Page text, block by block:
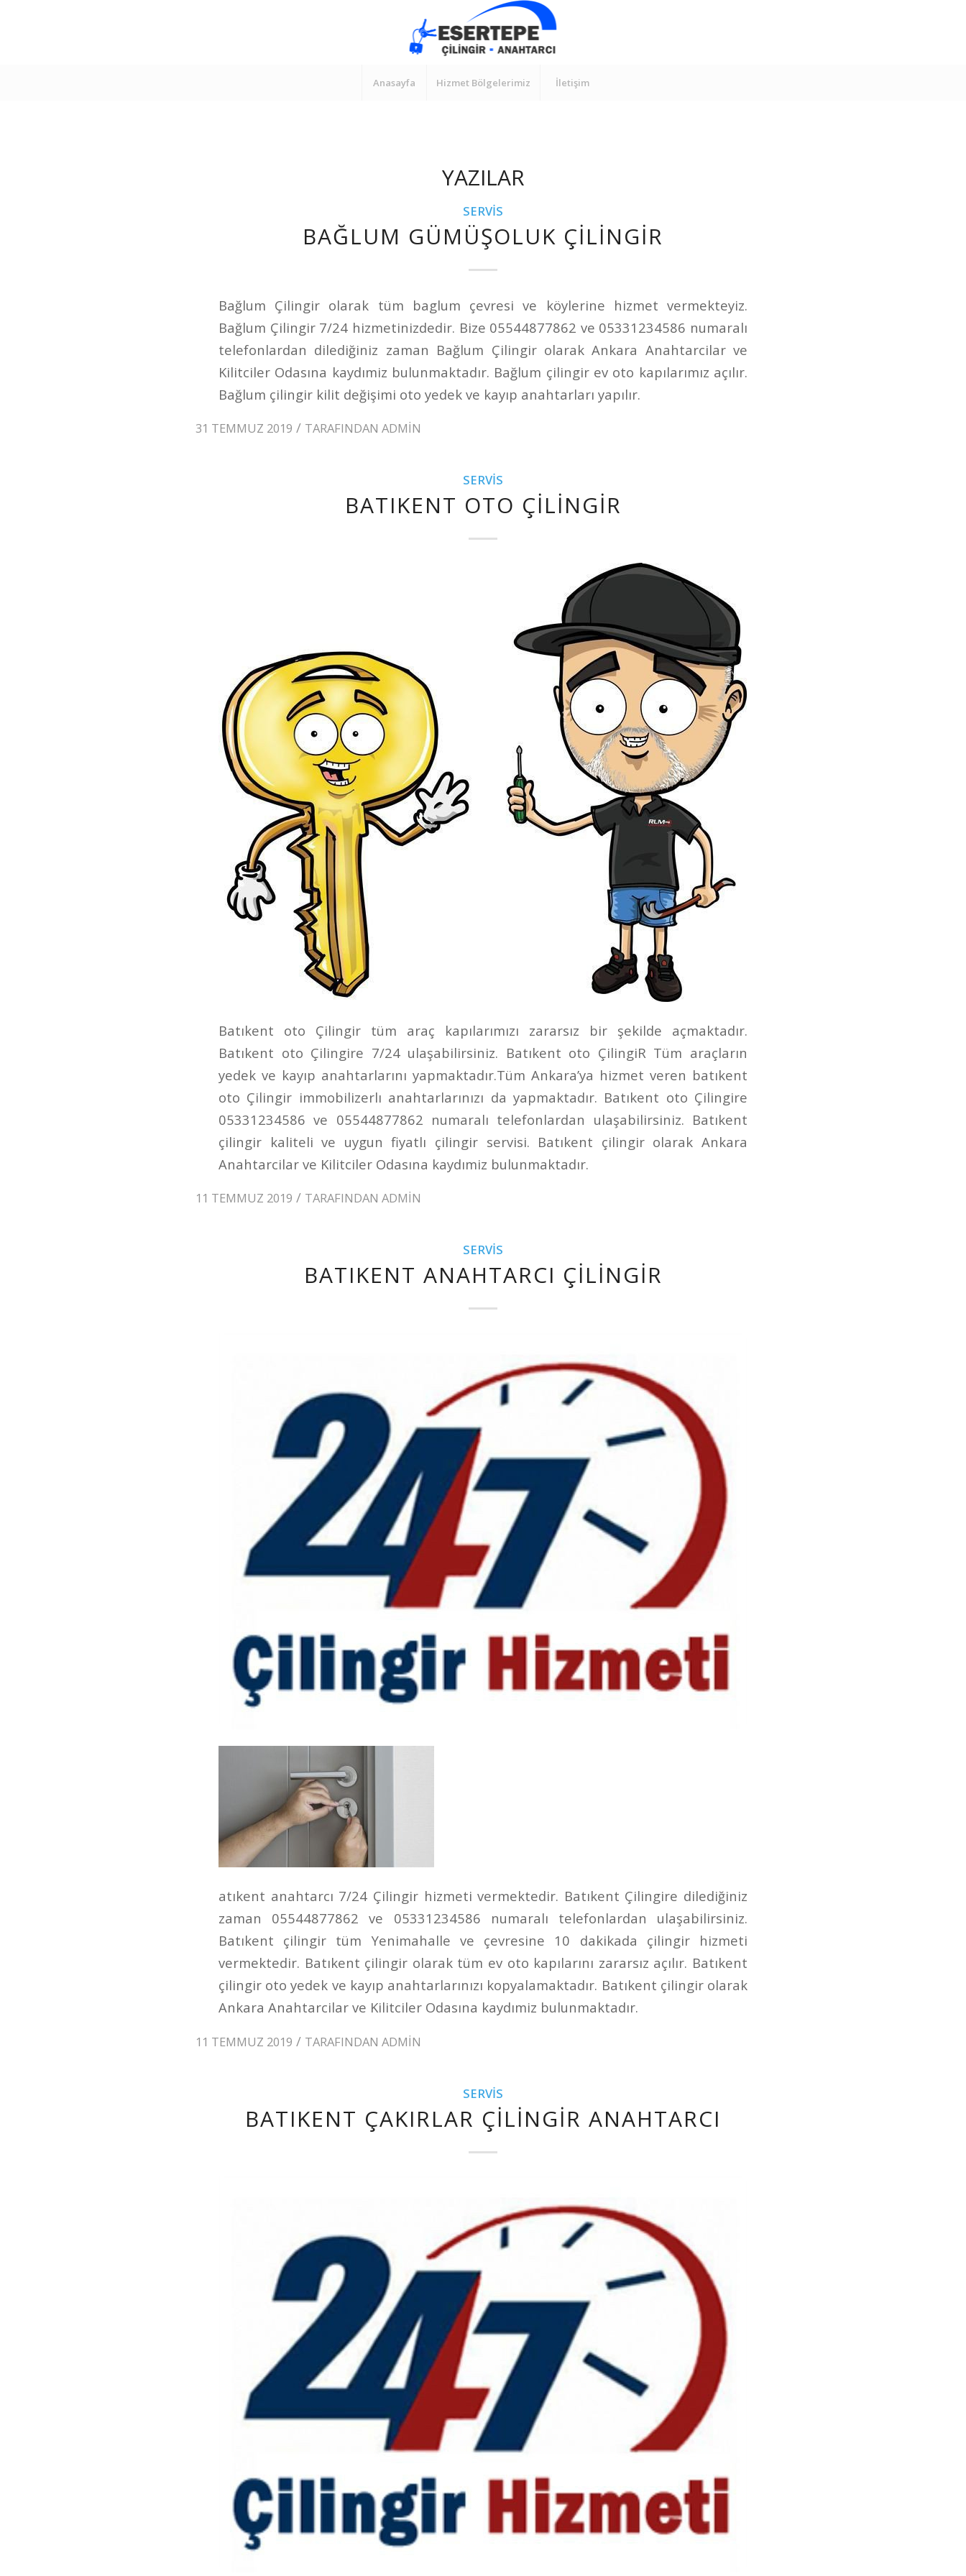
Anasayfa Hizmet Bölgelerimiz İletişim
YAZILAR
SERVIS
BAĞLUM GÜMÜŞOLUK ÇILINGIR
Bağlum Çilingir olarak tüm baglum çevresi ve köylerine hizmet vermekteyiz.
Bağlum Çilingir 7/24 hizmetinizdedir. Bize 05544877862 ve 05331234586 numaralı
telefonlardan dilediğiniz zaman Bağlum Çilingir olarak Ankara Anahtarcilar ve
Kilitciler Odasına kaydımiz bulunmaktadır. Bağlum çilingir ev oto kapılarımız açılır.
Bağlum çilingir kilit değişimi oto yedek ve kayıp anahtarları yapılır.
31 TEMMUZ 2019 / TARAFINDAN ADMIN
SERVIS
BATIKENT OTO ÇILINGIR
Batıkent oto Çilingir tüm araç kapılarımızı zararsız bir şekilde açmaktadır.
Batıkent oto Çilingire 7/24 ulaşabilirsiniz. Batıkent oto ÇilingiR Tüm araçların
yedek ve kayıp anahtarlarını yapmaktadır.Tüm Ankara’ya hizmet veren batıkent
oto Çilingir immobilizerlı anahtarlarınızı da yapmaktadır. Batıkent oto Çilingire
05331234586 ve 05544877862 numaralı telefonlardan ulaşabilirsiniz. Batıkent
çilingir kaliteli ve uygun fiyatlı çilingir servisi. Batıkent çilingir olarak Ankara
Anahtarcilar ve Kilitciler Odasına kaydımiz bulunmaktadır.
11 TEMMUZ 2019 / TARAFINDAN ADMIN
SERVIS
BATIKENT ANAHTARCI ÇILINGIR
atıkent anahtarcı 7/24 Çilingir hizmeti vermektedir. Batıkent Çilingire dilediğiniz
zaman 05544877862 ve 05331234586 numaralı telefonlardan ulaşabilirsiniz.
Batıkent çilingir tüm Yenimahalle ve çevresine 10 dakikada çilingir hizmeti
vermektedir. Batıkent çilingir olarak tüm ev oto kapılarını zararsız açılır. Batıkent
çilingir oto yedek ve kayıp anahtarlarınızı kopyalamaktadır. Batıkent çilingir olarak
Ankara Anahtarcilar ve Kilitciler Odasına kaydımiz bulunmaktadır.
11 TEMMUZ 2019 / TARAFINDAN ADMIN
SERVIS
BATIKENT ÇAKIRLAR ÇILINGIR ANAHTARCI